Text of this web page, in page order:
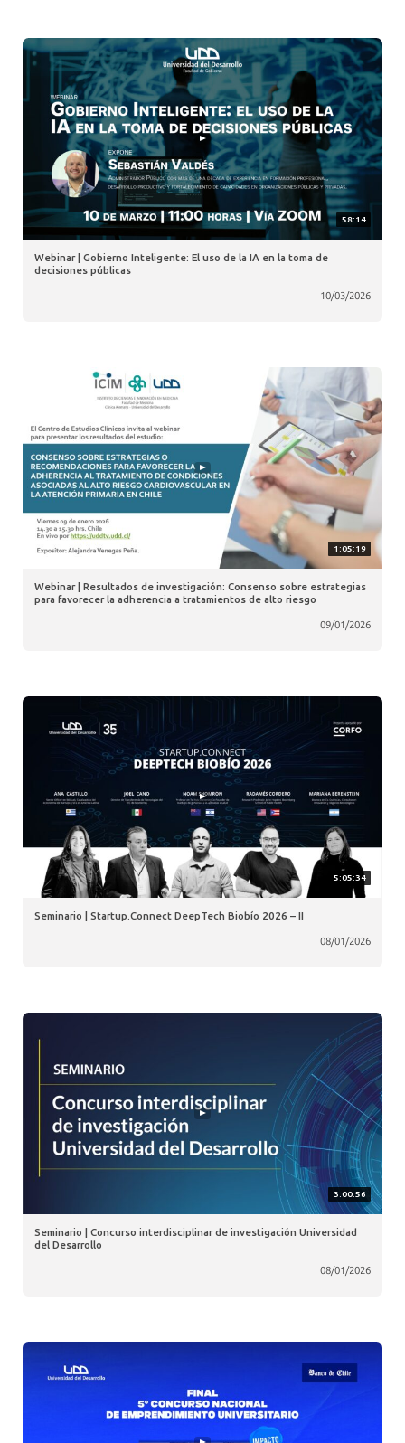
58:14
Webinar | Gobierno Inteligente: El uso de la IA en la toma de
decisiones públicas
10/03/2026
1:05:19
Webinar | Resultados de investigación: Consenso sobre estrategias
para favorecer la adherencia a tratamientos de alto riesgo
09/01/2026
5:05:34
Seminario | Startup.Connect DeepTech Biobío 2026 – II
08/01/2026
3:00:56
Seminario | Concurso interdisciplinar de investigación Universidad
del Desarrollo
08/01/2026